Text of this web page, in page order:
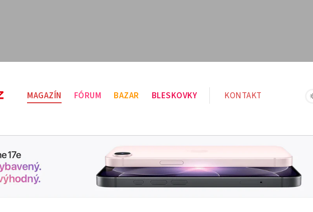
MAGAZÍN FÓRUM BAZAR BLESKOVKY KONTAKT